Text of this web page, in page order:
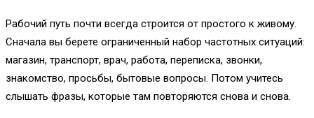
Рабочий путь почти всегда строится от простого к живому.
Сначала вы берете ограниченный набор частотных ситуаций:
магазин, транспорт, врач, работа, переписка, звонки,
знакомство, просьбы, бытовые вопросы. Потом учитесь
слышать фразы, которые там повторяются снова и снова.